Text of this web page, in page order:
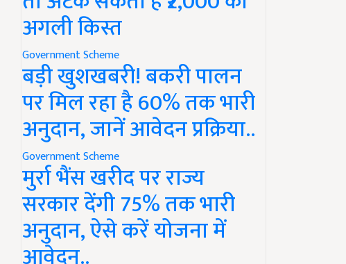
अगली किस्त
Government Scheme
बड़ी खुशखबरी! बकरी पालन
पर मिल रहा है 60% तक भारी
अनुदान, जानें आवेदन प्रक्रिया..
Government Scheme
मुर्रा भैंस खरीद पर राज्य
सरकार देंगी 75% तक भारी
अनुदान, ऐसे करें योजना में